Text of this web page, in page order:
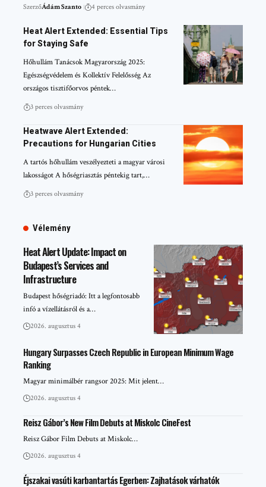
SzerzőÁdám Szanto 4 perces olvasmány
Heat Alert Extended: Essential Tips
for Staying Safe
Hőhullám Tanácsok Magyarország 2025:
Egészségvédelem és Kollektív Felelősség Az
országos tisztifőorvos péntek…
3 perces olvasmány
Heatwave Alert Extended:
Precautions for Hungarian Cities
A tartós hőhullám veszélyezteti a magyar városi
lakosságot A hőségriasztás péntekig tart,…
3 perces olvasmány
Vélemény
Heat Alert Update: Impact on
Budapest’s Services and
Infrastructure
Budapest hőségriadó: Itt a legfontosabb
infó a vízellátásról és a…
2026. augusztus 4
Hungary Surpasses Czech Republic in European Minimum Wage
Ranking
Magyar minimálbér rangsor 2025: Mit jelent…
2026. augusztus 4
Reisz Gábor’s New Film Debuts at Miskolc CineFest
Reisz Gábor Film Debuts at Miskolc…
2026. augusztus 4
Éjszakai vasúti karbantartás Egerben: Zajhatások várhatók